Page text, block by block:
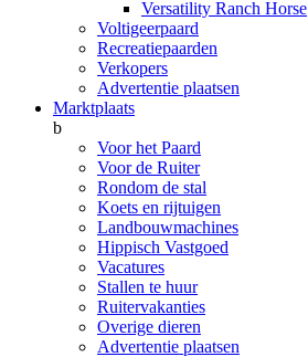
Versatility Ranch Horse
Voltigeerpaard
Recreatiepaarden
Verkopers
Advertentie plaatsen
Marktplaats
b
Voor het Paard
Voor de Ruiter
Rondom de stal
Koets en rijtuigen
Landbouwmachines
Hippisch Vastgoed
Vacatures
Stallen te huur
Ruitervakanties
Overige dieren
Advertentie plaatsen